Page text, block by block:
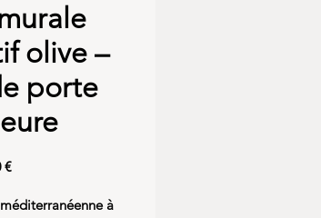
olive –
porte
€Precio
à